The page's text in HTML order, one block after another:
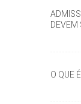
DEVEM
O QUE